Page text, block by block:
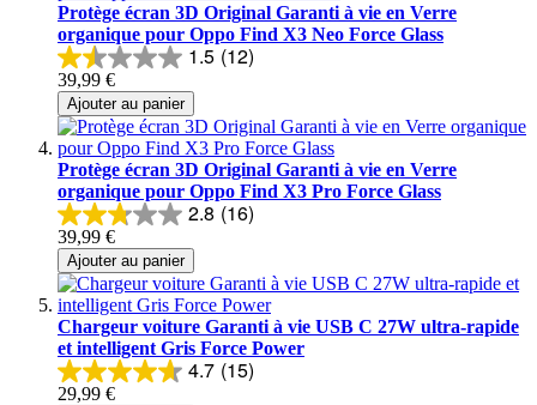
Protège écran 3D Original Garanti à vie en Verre
organique pour Oppo Find X3 Neo Force Glass
1.5 (12)
39,99 €
Ajouter au panier
Protège écran 3D Original Garanti à vie en Verre
organique pour Oppo Find X3 Pro Force Glass
2.8 (16)
39,99 €
Ajouter au panier
Chargeur voiture Garanti à vie USB C 27W ultra-rapide
et intelligent Gris Force Power
4.7 (15)
29,99 €